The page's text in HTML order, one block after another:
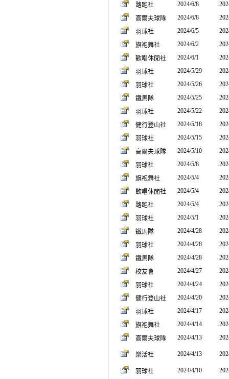
路跑社
2024/6/8
高爾夫球隊
2024/6/8
羽球社
2024/6/5
旗袍舞社
2024/6/2
歡唱休閒社
2024/6/1
羽球社
2024/5/29
羽球社
2024/5/26
鐵馬隊
2024/5/25
羽球社
2024/5/22
健行登山社
2024/5/18
羽球社
2024/5/15
高爾夫球隊
2024/5/10
羽球社
2024/5/8
旗袍舞社
2024/5/4
歡唱休閒社
2024/5/4
路跑社
2024/5/4
羽球社
2024/5/1
鐵馬隊
2024/4/28
羽球社
2024/4/28
鐵馬隊
2024/4/28
校友會
2024/4/27
羽球社
2024/4/24
健行登山社
2024/4/20
羽球社
2024/4/17
旗袍舞社
2024/4/14
高爾夫球隊
2024/4/13
樂活社 2024/4/13
羽球社 2024/4/10